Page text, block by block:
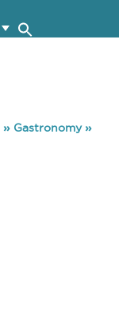
» Gastronomy»